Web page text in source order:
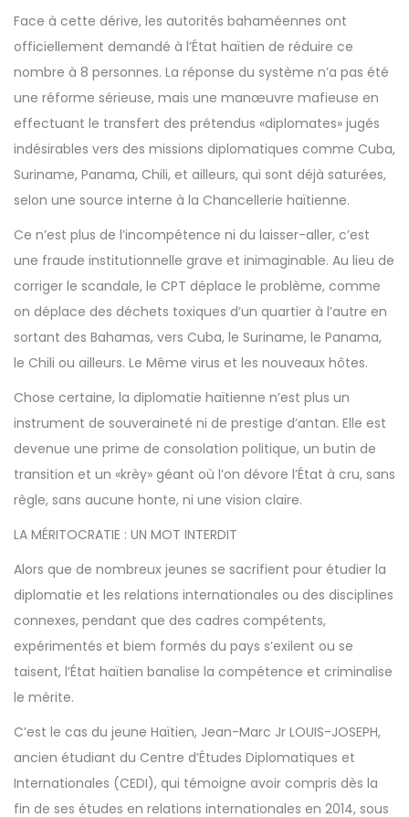
Face à cette dérive, les autorités bahaméennes ont
officiellement demandé à l’État haïtien de réduire ce
nombre à 8 personnes. La réponse du système n’a pas été
une réforme sérieuse, mais une manœuvre mafieuse en
effectuant le transfert des prétendus «diplomates» jugés
indésirables vers des missions diplomatiques comme Cuba,
Suriname, Panama, Chili, et ailleurs, qui sont déjà saturées,
selon une source interne à la Chancellerie haïtienne.
Ce n’est plus de l’incompétence ni du laisser-aller, c’est
une fraude institutionnelle grave et inimaginable. Au lieu de
corriger le scandale, le CPT déplace le problème, comme
on déplace des déchets toxiques d’un quartier à l’autre en
sortant des Bahamas, vers Cuba, le Suriname, le Panama,
le Chili ou ailleurs. Le Même virus et les nouveaux hôtes.
Chose certaine, la diplomatie haïtienne n’est plus un
instrument de souveraineté ni de prestige d’antan. Elle est
devenue une prime de consolation politique, un butin de
transition et un «krèy» géant où l’on dévore l’État à cru, sans
règle, sans aucune honte, ni une vision claire.
LA MÉRITOCRATIE : UN MOT INTERDIT
Alors que de nombreux jeunes se sacrifient pour étudier la
diplomatie et les relations internationales ou des disciplines
connexes, pendant que des cadres compétents,
expérimentés et biem formés du pays s’exilent ou se
taisent, l’État haïtien banalise la compétence et criminalise
le mérite.
C’est le cas du jeune Haïtien, Jean-Marc Jr LOUIS-JOSEPH,
ancien étudiant du Centre d’Études Diplomatiques et
Internationales (CEDI), qui témoigne avoir compris dès la
fin de ses études en relations internationales en 2014, sous